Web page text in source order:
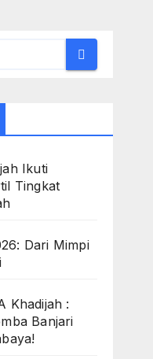
Ikuti
Tingkat
Dari Mimpi
Khadijah :
Banjari